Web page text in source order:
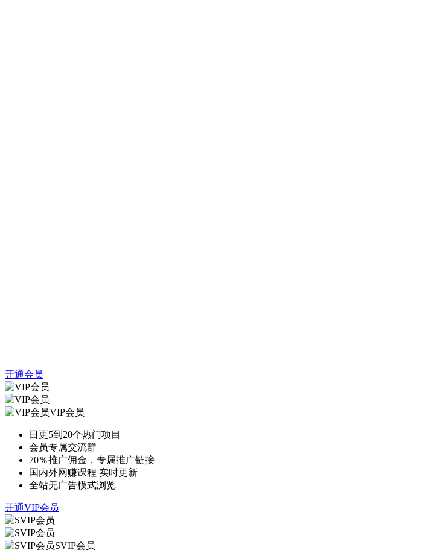
开通会员
VIP会员
日更5到20个热门项目
会员专属交流群
70％推广佣金，专属推广链接
国内外网赚课程 实时更新
全站无广告模式浏览
开通VIP会员
SVIP会员